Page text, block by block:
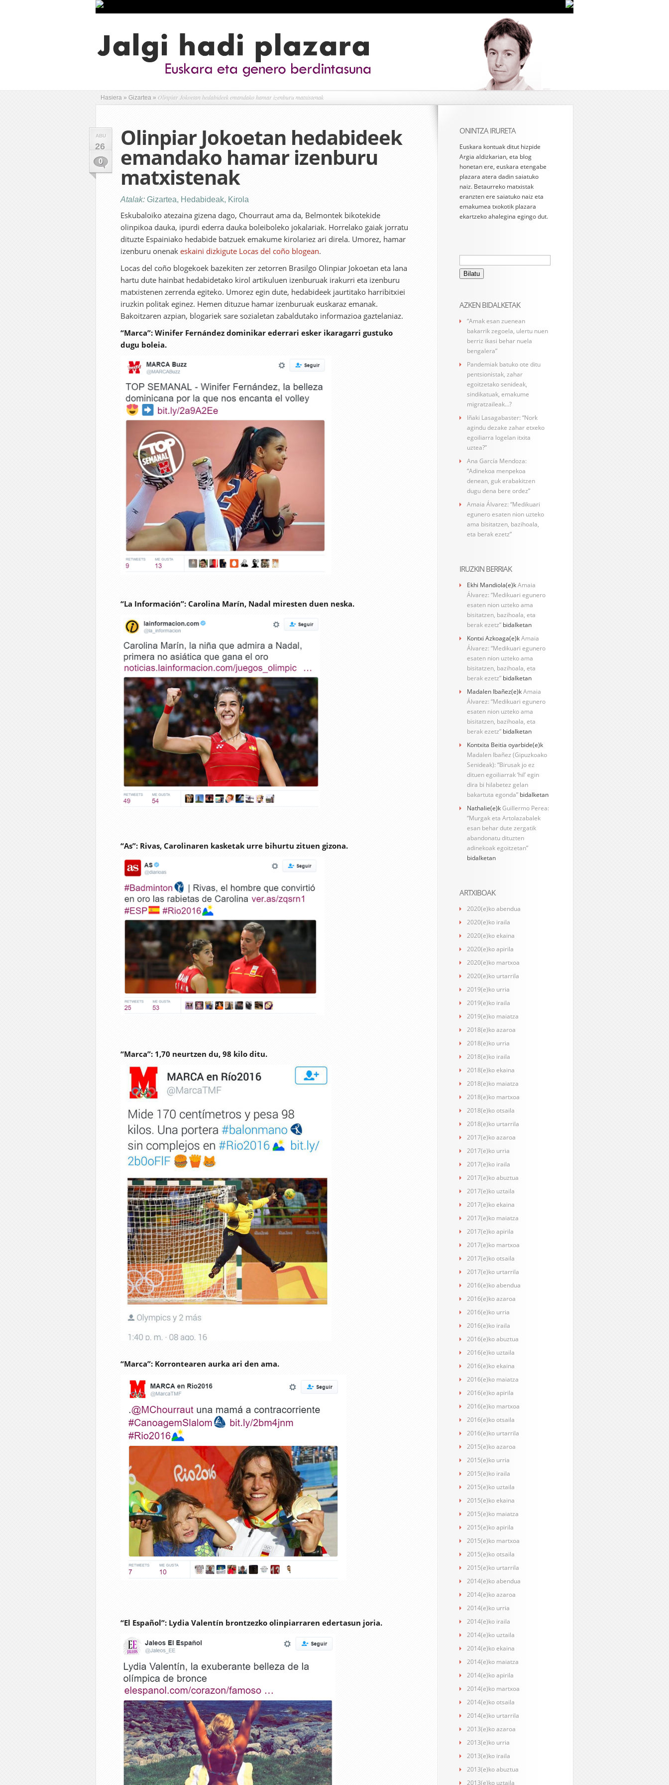
Hasiera » Gizartea » Olinpiar Jokoetan hedabideek emandako hamar izenburu matxistenak
ABU
26
0
Olinpiar Jokoetan hedabideek
emandako hamar izenburu
matxistenak
Atalak: Gizartea, Hedabideak, Kirola
Eskubaloiko atezaina gizena dago, Chourraut ama da, Belmontek bikotekide
olinpikoa dauka, ipurdi ederra dauka boleiboleko jokalariak. Horrelako gaiak jorratu
dituzte Espainiako hedabide batzuek emakume kirolariez ari direla. Umorez, hamar
izenburu onenak eskaini dizkigute Locas del coño blogean.
Locas del coño blogekoek bazekiten zer zetorren Brasilgo Olinpiar Jokoetan eta lana
hartu dute hainbat hedabidetako kirol artikuluen izenburuak irakurri eta izenburu
matxistenen zerrenda egiteko. Umorez egin dute, hedabideek jaurtitako harribitxiei
iruzkin politak eginez. Hemen dituzue hamar izenburuak euskaraz emanak.
Bakoitzaren azpian, blogariek sare sozialetan zabaldutako informazioa gaztelaniaz.
“Marca”: Winifer Fernández dominikar ederrari esker ikaragarri gustuko
dugu boleia.
“La Información”: Carolina Marín, Nadal miresten duen neska.
“As”: Rivas, Carolinaren kasketak urre bihurtu zituen gizona.
“Marca”: 1,70 neurtzen du, 98 kilo ditu.
“Marca”: Korrontearen aurka ari den ama.
“El Español”: Lydia Valentín brontzezko olinpiarraren edertasun joria.
ONINTZA IRURETA
Euskara kontuak ditut hizpide
Argia aldizkarian, eta blog
honetan ere, euskara etengabe
plazara atera dadin saiatuko
naiz. Betaurreko matxistak
eranzten ere saiatuko naiz eta
emakumea txokotik plazara
ekartzeko ahalegina egingo dut.
Bilatu:
AZKEN BIDALKETAK
“Amak esan zuenean
bakarrik zegoela, ulertu nuen
berriz ikasi behar nuela
bengalera”
Pandemiak batuko ote ditu
pentsionistak, zahar
egoitzetako senideak,
sindikatuak, emakume
migratzaileak…?
Iñaki Lasagabaster: “Nork
agindu dezake zahar etxeko
egoiliarra logelan itxita
uztea?”
Ana García Mendoza:
“Adinekoa menpekoa
denean, guk erabakitzen
dugu dena bere ordez”
Amaia Álvarez: “Medikuari
egunero esaten nion uzteko
ama bisitatzen, bazihoala,
eta berak ezetz”
IRUZKIN BERRIAK
Ekhi Mandiola(e)kAmaia
Álvarez: “Medikuari egunero
esaten nion uzteko ama
bisitatzen, bazihoala, eta
berak ezetz” bidalketan
Kontxi Azkoaga(e)kAmaia
Álvarez: “Medikuari egunero
esaten nion uzteko ama
bisitatzen, bazihoala, eta
berak ezetz” bidalketan
Madalen Ibañez(e)kAmaia
Álvarez: “Medikuari egunero
esaten nion uzteko ama
bisitatzen, bazihoala, eta
berak ezetz” bidalketan
Kontxita Beitia oyarbide(e)k
Madalen Ibañez (Gipuzkoako
Senideak): “Birusak jo ez
dituen egoiliarrak ‘hil’ egin
dira bi hilabetez gelan
bakartuta egonda” bidalketan
Nathalie(e)kGuillermo Perea:
“Murgak eta Artolazabalek
esan behar dute zergatik
abandonatu dituzten
adinekoak egoitzetan”
bidalketan
ARTXIBOAK
2020(e)ko abendua
2020(e)ko iraila
2020(e)ko ekaina
2020(e)ko apirila
2020(e)ko martxoa
2020(e)ko urtarrila
2019(e)ko urria
2019(e)ko iraila
2019(e)ko maiatza
2018(e)ko azaroa
2018(e)ko urria
2018(e)ko iraila
2018(e)ko ekaina
2018(e)ko maiatza
2018(e)ko martxoa
2018(e)ko otsaila
2018(e)ko urtarrila
2017(e)ko azaroa
2017(e)ko urria
2017(e)ko iraila
2017(e)ko abuztua
2017(e)ko uztaila
2017(e)ko ekaina
2017(e)ko maiatza
2017(e)ko apirila
2017(e)ko martxoa
2017(e)ko otsaila
2017(e)ko urtarrila
2016(e)ko abendua
2016(e)ko azaroa
2016(e)ko urria
2016(e)ko iraila
2016(e)ko abuztua
2016(e)ko uztaila
2016(e)ko ekaina
2016(e)ko maiatza
2016(e)ko apirila
2016(e)ko martxoa
2016(e)ko otsaila
2016(e)ko urtarrila
2015(e)ko azaroa
2015(e)ko urria
2015(e)ko iraila
2015(e)ko uztaila
2015(e)ko ekaina
2015(e)ko maiatza
2015(e)ko apirila
2015(e)ko martxoa
2015(e)ko otsaila
2015(e)ko urtarrila
2014(e)ko abendua
2014(e)ko azaroa
2014(e)ko urria
2014(e)ko iraila
2014(e)ko uztaila
2014(e)ko ekaina
2014(e)ko maiatza
2014(e)ko apirila
2014(e)ko martxoa
2014(e)ko otsaila
2014(e)ko urtarrila
2013(e)ko azaroa
2013(e)ko urria
2013(e)ko iraila
2013(e)ko abuztua
2013(e)ko uztaila